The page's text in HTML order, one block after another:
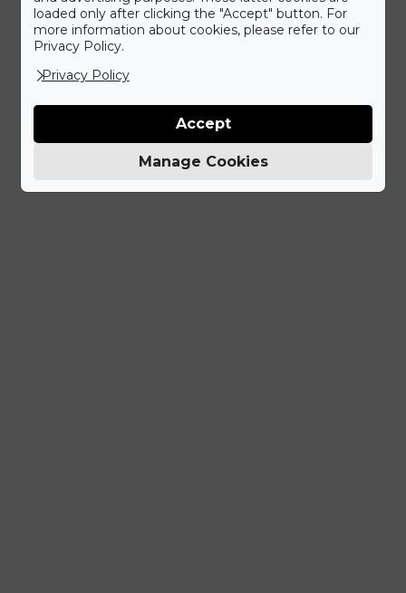
loaded only after clicking the "Accept" button. For
more information about cookies, please refer to our
Privacy Policy.
Privacy Policy
Manage Cookies
Accept